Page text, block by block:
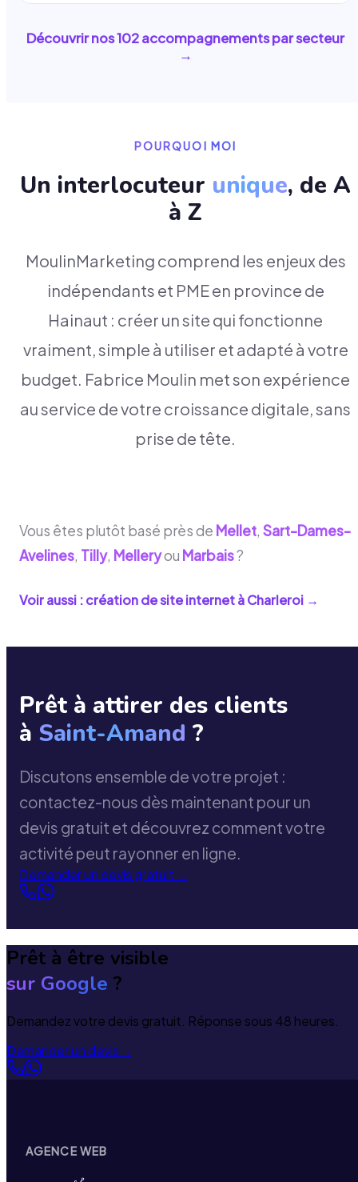
Découvrir nos102accompagnements par secteur
→
POURQUOI MOI
Un interlocuteur unique, de A
à Z
MoulinMarketing comprend les enjeux des
indépendants et PME en province de
Hainaut : créer un site qui fonctionne
vraiment, simple à utiliser et adapté à votre
budget. Fabrice Moulin met son expérience
au service de votre croissance digitale, sans
prise de tête.
Vous êtes plutôt basé près de Mellet, Sart-Dames-
Avelines, Tilly, Melleryou Marbais?
Voir aussi : création de site internet àCharleroi →
Prêt à attirer des clients
à Saint-Amand ?
Discutons ensemble de votre projet :
contactez-nous dès maintenant pour un
devis gratuit et découvrez comment votre
activité peut rayonner en ligne.
Demander un devis gratuit→
Prêt à être visible
sur Google ?
Demandez votre devis gratuit. Réponse sous 48 heures.
Demander un devis→
AGENCE WEB